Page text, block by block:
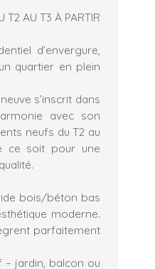
T2 AU T3 À PARTIR
d’envergure,
quartier en plein
s’inscrit dans
avec son
neufs du T2 au
ce soit pour une
bois/béton bas
moderne.
parfaitement
– jardin, balcon ou